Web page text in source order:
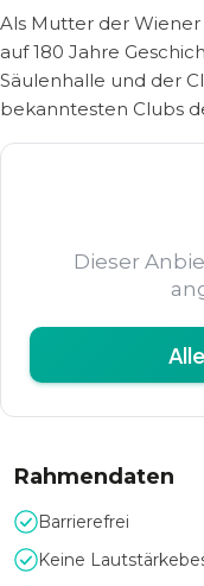
Als Mutter der
auf 180 Jahre
Säulenhalle und der
bekanntesten Clubs
Dieser
Rahmendaten
Barrierefrei
Keine